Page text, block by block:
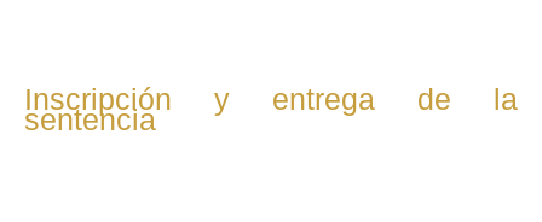
Inscripción y entrega de la
sentencia